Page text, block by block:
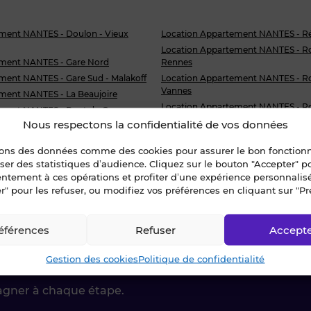
Nous respectons la confidentialité de vos données
des données comme des cookies pour assurer le bon
des statistiques d’audience. Cliquez sur le bouton "Accepter"
à ces opérations et profiter d’une expérience
pour les refuser, ou modifiez vos préférences en cliquant sur
Refuser
Gestion des cookiesPolitique de confidentialité
»NANTES - Hippodrome
NANTES - Doulon - Vieux
NANTES - Gare Nord
NANTES - Gare Sud - Malakoff
NANTES - La Beaujoire
NANTES - Pont du Cens -
NANTES - Procé - Monselet
NANTES - Quartier CHU
Location Appartement NANTES -
Location Appartement NANTES -
Rennes
Location Appartement NANTES -
Vannes
Location Appartement NANTES -
de Paris
Chalâtres
nous !
à chaque étape.